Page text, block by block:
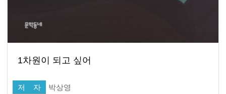
1차원이 되고 싶어
저 자 박상영